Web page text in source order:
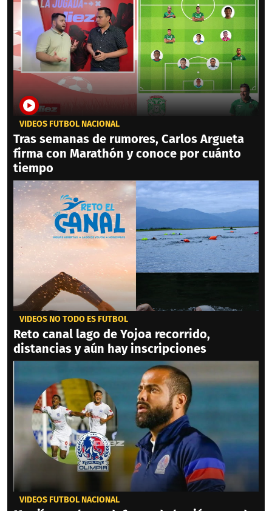
VIDEOS FÚTBOL NACIONAL
Tras semanas de rumores, Carlos Argueta
firma con Marathón y conoce por cuánto
tiempo
VIDEOS NO TODO ES FÚTBOL
Reto canal lago de Yojoa recorrido,
distancias y aún hay inscripciones
VIDEOS FÚTBOL NACIONAL